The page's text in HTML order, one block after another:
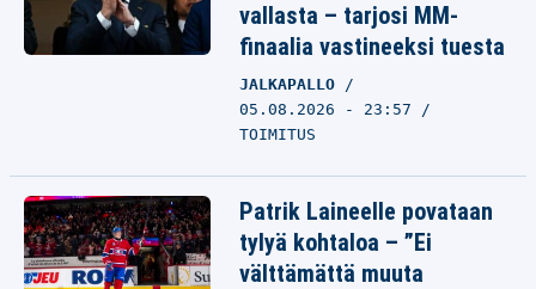
vallasta – tarjosi MM-
finaalia vastineeksi tuesta
JALKAPALLO
05.08.2026 - 23:57
TOIMITUS
Patrik Laineelle povataan
tylyä kohtaloa – ”Ei
välttämättä muuta